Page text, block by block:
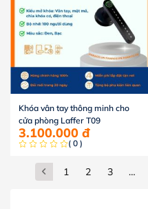
Khóa vân tay thông minh cho
cửa phòng Laffer T09
3.100.000 đ
( 0 )
1 2 3 …